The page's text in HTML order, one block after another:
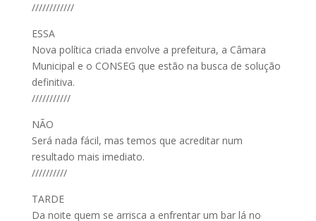
////////////
ESSA
Nova política criada envolve a prefeitura, a Câmara
Municipal e o CONSEG que estão na busca de solução
definitiva.
///////////
NÃO
Será nada fácil, mas temos que acreditar num
resultado mais imediato.
//////////
TARDE
Da noite quem se arrisca a enfrentar um bar lá no